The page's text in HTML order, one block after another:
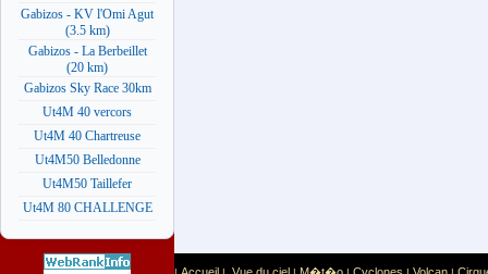
Gabizos - KV l'Omi Agut
(3.5 km)
Gabizos - La Berbeillet
(20 km)
Gabizos Sky Race 30km
Ut4M 40 vercors
Ut4M 40 Chartreuse
Ut4M50 Belledonne
Ut4M50 Taillefer
Ut4M 80 CHALLENGE